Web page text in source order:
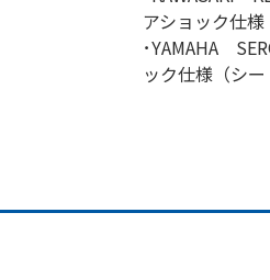
アショック仕
･YAMAHA
ック仕様（シ